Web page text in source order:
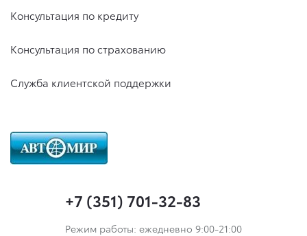
Консультация по кредиту
Консультация по страхованию
Служба клиентской поддержки
+7 (351) 701-32-83
Режим работы: ежедневно 9:00-21:00